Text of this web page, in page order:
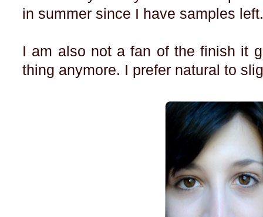
in summer since I have samples
I am also not a fan of the finish it
thing anymore. I prefer natural to